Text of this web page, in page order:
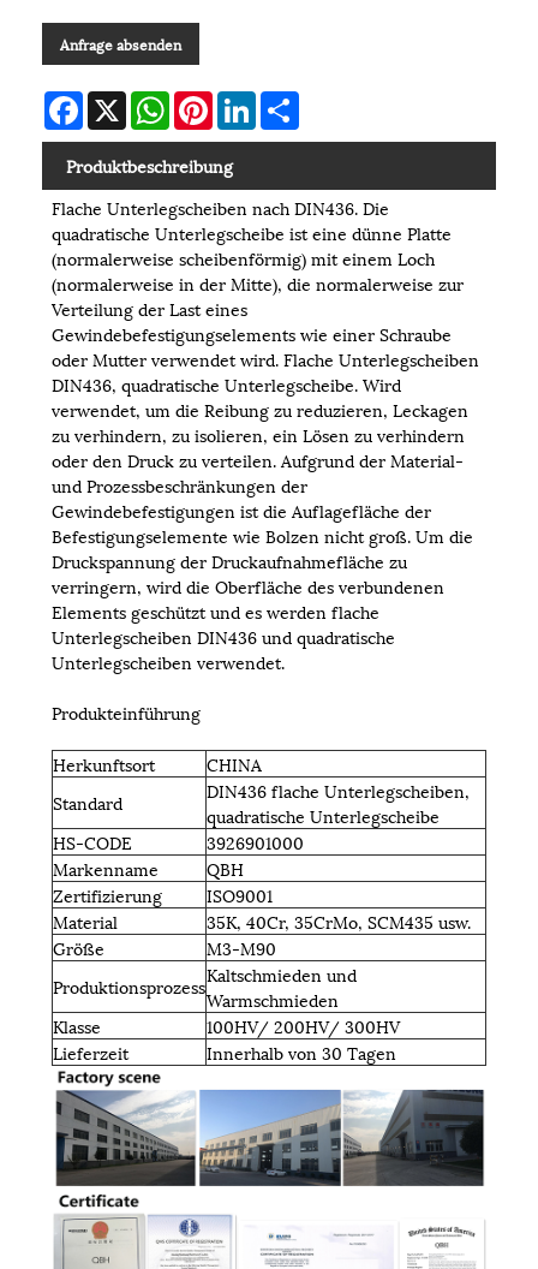
Anfrage absenden
Facebook
X WhatsAppPinterestLinkedIn
Produktbeschreibung
Flache Unterlegscheiben nach DIN436. Die
quadratische Unterlegscheibe ist eine dünne Platte
(normalerweise scheibenförmig) mit einem Loch
(normalerweise in der Mitte), die normalerweise zur
Verteilung der Last eines
Gewindebefestigungselements wie einer Schraube
oder Mutter verwendet wird. Flache Unterlegscheiben
DIN436, quadratische Unterlegscheibe. Wird
verwendet, um die Reibung zu reduzieren, Leckagen
zu verhindern, zu isolieren, ein Lösen zu verhindern
oder den Druck zu verteilen. Aufgrund der Material-
und Prozessbeschränkungen der
Gewindebefestigungen ist die Auflagefläche der
Befestigungselemente wie Bolzen nicht groß. Um die
Druckspannung der Druckaufnahmefläche zu
verringern, wird die Oberfläche des verbundenen
Elements geschützt und es werden flache
Unterlegscheiben DIN436 und quadratische
Unterlegscheiben verwendet.
Produkteinführung
Herkunftsort
CHINA
Standard
DIN436 flache Unterlegscheiben,
quadratische Unterlegscheibe
HS-CODE
3926901000
Markenname
QBH
Zertifizierung
ISO9001
Material
35K, 40Cr, 35CrMo, SCM435 usw.
Größe
M3-M90
ProduktionsprozessKaltschmieden und
Warmschmieden
Klasse
100HV/ 200HV/ 300HV
Lieferzeit
Innerhalb von 30 Tagen